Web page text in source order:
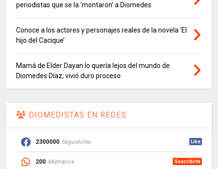
periodistas que se la ‘montaron’ a Diomedes
Conoce a los actores y personajes reales de la novela ‘El
hijo del Cacique’
Mamá de Elder Dayan lo quería lejos del mundo de
Diomedes Díaz; vivió duro proceso
DIOMEDISTAS EN REDES
2300000 Seguidores Like
200 Miembros Suscribirte